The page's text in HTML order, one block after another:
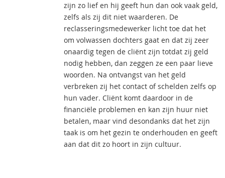
zijn zo lief en hij geeft hun dan ook vaak geld,
zelfs als zij dit niet waarderen. De
reclasseringsmedewerker licht toe dat het
om volwassen dochters gaat en dat zij zeer
onaardig tegen de cliënt zijn totdat zij geld
nodig hebben, dan zeggen ze een paar lieve
woorden. Na ontvangst van het geld
verbreken zij het contact of schelden zelfs op
hun vader. Cliënt komt daardoor in de
financiële problemen en kan zijn huur niet
betalen, maar vind desondanks dat het zijn
taak is om het gezin te onderhouden en geeft
aan dat dit zo hoort in zijn cultuur.